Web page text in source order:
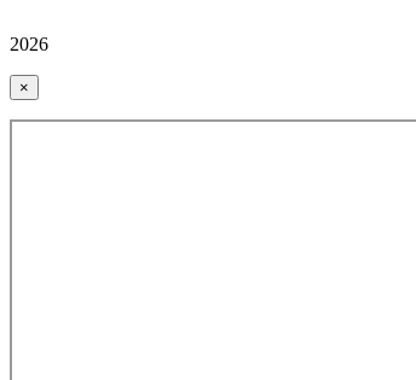
2026
×